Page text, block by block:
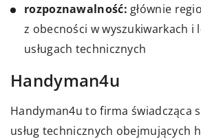
rozpoznawalność: głównie
z obecności w wyszukiwarkach i
usługach technicznych
Handyman4u
Handyman4u to firma świadcząca
usług technicznych obejmujących